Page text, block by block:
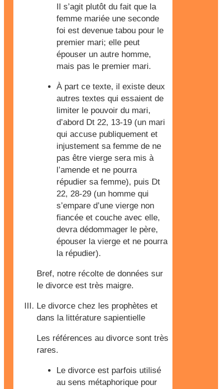
Il s’agit plutôt du fait que la
femme mariée une seconde
foi est devenue tabou pour le
premier mari; elle peut
épouser un autre homme,
mais pas le premier mari.
À part ce texte, il existe deux
autres textes qui essaient de
limiter le pouvoir du mari,
d’abord Dt 22, 13-19 (un mari
qui accuse publiquement et
injustement sa femme de ne
pas être vierge sera mis à
l’amende et ne pourra
répudier sa femme), puis Dt
22, 28-29 (un homme qui
s’empare d’une vierge non
fiancée et couche avec elle,
devra dédommager le père,
épouser la vierge et ne pourra
la répudier).
Bref, notre récolte de données sur
le divorce est très maigre.
Le divorce chez les prophètes et
dans la littérature sapientielle
Les références au divorce sont très
rares.
Le divorce est parfois utilisé
au sens métaphorique pour